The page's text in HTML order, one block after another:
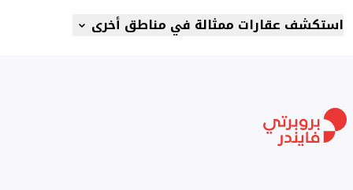
استكشف عقارات ممثالة في مناطق أخرى